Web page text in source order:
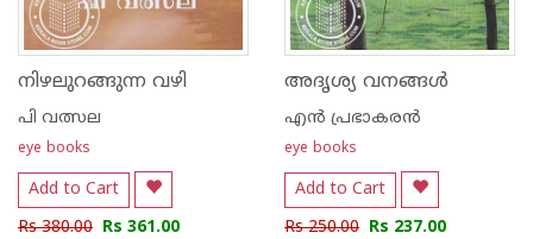
നിഴലുറങ്ങുന്ന വഴി
പി വത്സല
eye books
Add to Cart
Rs 380.00 Rs 361.00
അദൃശ്യ വനങ്ങൾ
എന്‍ പ്രഭാകരന്‍
eye books
Add to Cart
Rs 250.00 Rs 237.00